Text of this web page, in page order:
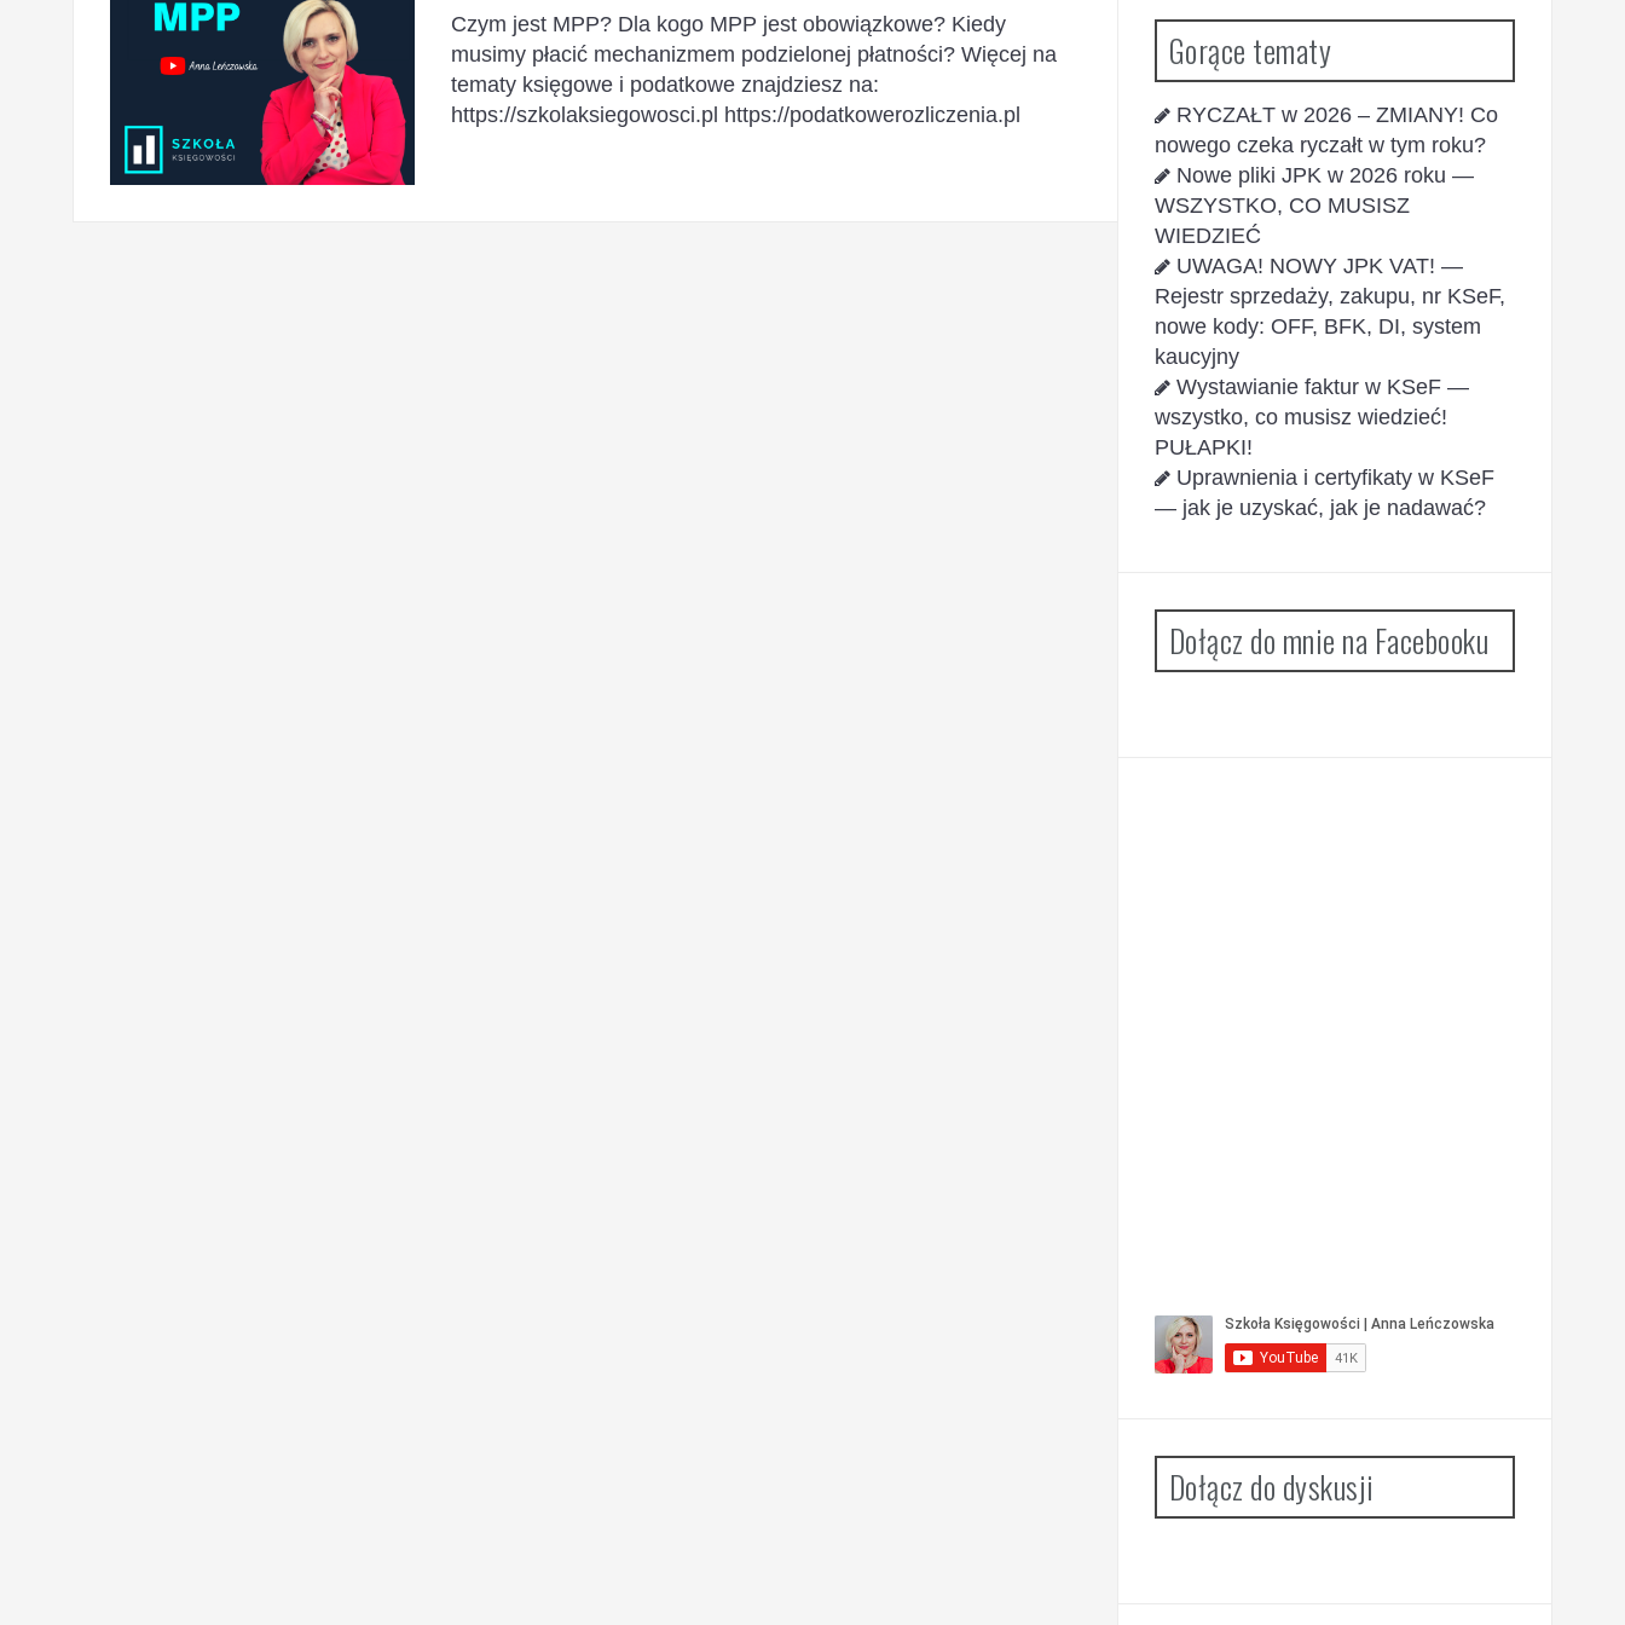
Czym jest MPP? Dla kogo MPP jest obowiązkowe? Kiedy
musimy płacić mechanizmem podzielonej płatności? Więcej na
tematy księgowe i podatkowe znajdziesz na:
https://szkolaksiegowosci.pl https://podatkowerozliczenia.pl
Gorące tematy
RYCZAŁT w 2026 – ZMIANY! Co
nowego czeka ryczałt w tym roku?
Nowe pliki JPK w 2026 roku —
WSZYSTKO, CO MUSISZ
WIEDZIEĆ
UWAGA! NOWY JPK VAT! —
Rejestr sprzedaży, zakupu, nr KSeF,
nowe kody: OFF, BFK, DI, system
kaucyjny
Wystawianie faktur w KSeF —
wszystko, co musisz wiedzieć!
PUŁAPKI!
Uprawnienia i certyfikaty w KSeF
— jak je uzyskać, jak je nadawać?
Dołącz do mnie na Facebooku
Dołącz do dyskusji